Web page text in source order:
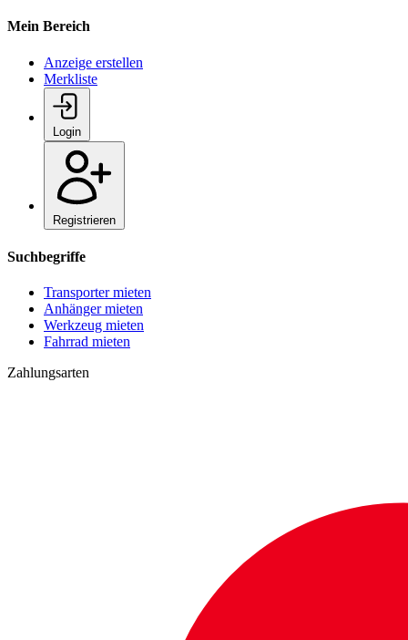
Mein Bereich
Anzeige erstellen
Merkliste
Login
Registrieren
Suchbegriffe
Transporter mieten
Anhänger mieten
Werkzeug mieten
Fahrrad mieten
Zahlungsarten